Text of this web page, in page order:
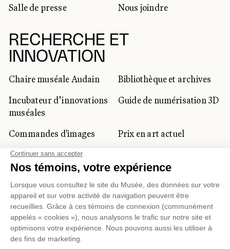
Salle de presse
Nous joindre
RECHERCHE ET
INNOVATION
Chaire muséale Audain
Bibliothèque et archives
Incubateur d’innovations
muséales
Guide de numérisation 3D
Commandes d'images
Prix en art actuel
Prix Lynne-Cohen
CLIENTÈLE CORPORATIVE
ET PRIVÉE
Location d'espaces
Activités corporatives